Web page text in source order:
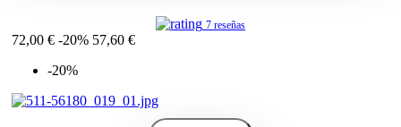
7 reseñas
72,00 € -20% 57,60 €
-20%